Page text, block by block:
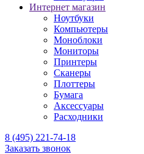
Интернет магазин
Ноутбуки
Компьютеры
Моноблоки
Мониторы
Принтеры
Сканеры
Плоттеры
Бумага
Аксессуары
Расходники
8 (495) 221-74-18
Заказать звонок